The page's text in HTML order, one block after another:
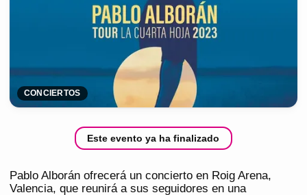
CONCIERTOS
Este evento ya ha finalizado
Pablo Alborán ofrecerá un concierto en Roig Arena,
Valencia, que reunirá a sus seguidores en una